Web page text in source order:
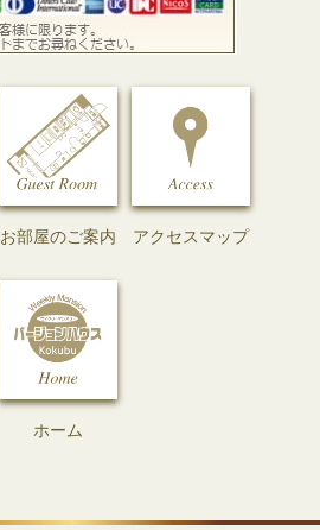
お部屋のご案内 アクセスマップ
ホーム